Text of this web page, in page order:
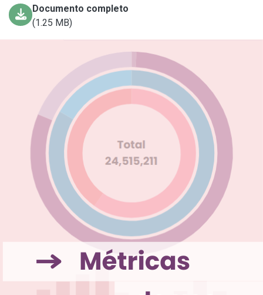
Documento completo
(1.25 MB)